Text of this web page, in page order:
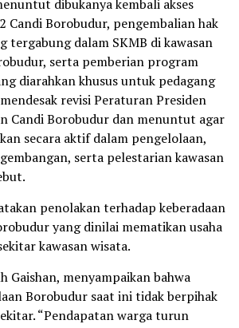
dibukanya kembali akses
Candi Borobudur, pengembalian hak
tergabung dalam SKMB di kawasan
serta pemberian program
diarahkan khusus untuk pedagang
revisi Peraturan Presiden
Candi Borobudur dan menuntut agar
secara aktif dalam pengelolaan,
serta pelestarian kawasan
penolakan terhadap keberadaan
yang dinilai mematikan usaha
kawasan wisata.
Gaishan, menyampaikan bahwa
Borobudur saat ini tidak berpihak
“Pendapatan warga turun